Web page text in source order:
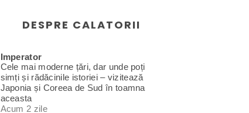
DESPRE CALATORII
Imperator
Cele mai moderne țări, dar unde poți
simți și rădăcinile istoriei – vizitează
Japonia și Coreea de Sud în toamna
aceasta
Acum 2 zile